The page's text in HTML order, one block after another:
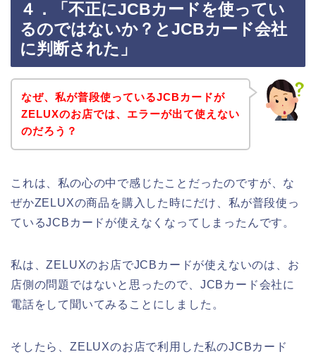
４．「不正にJCBカードを使ってい
るのではないか？とJCBカード会社
に判断された」
なぜ、私が普段使っているJCBカードが
ZELUXのお店では、エラーが出て使えない
のだろう？
これは、私の心の中で感じたことだったのですが、な
ぜかZELUXの商品を購入した時にだけ、私が普段使っ
ているJCBカードが使えなくなってしまったんです。
私は、ZELUXのお店でJCBカードが使えないのは、お
店側の問題ではないと思ったので、JCBカード会社に
電話をして聞いてみることにしました。
そしたら、ZELUXのお店で利用した私のJCBカード